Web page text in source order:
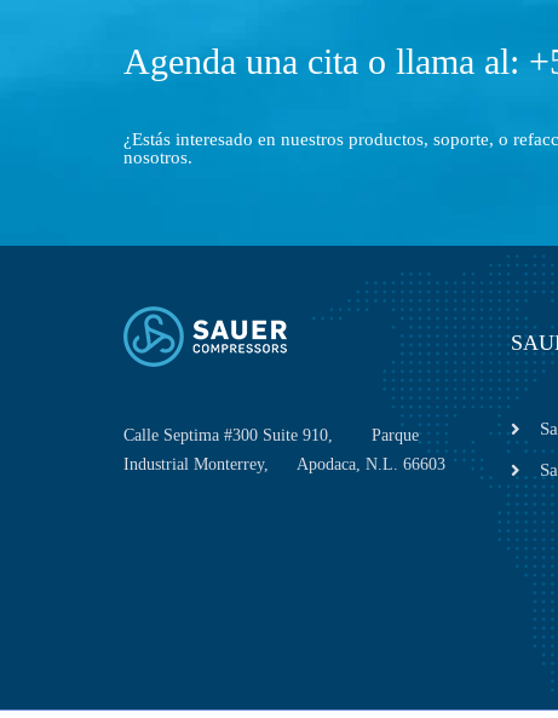
Agenda una cita o llama al:
¿Estás interesado en nuestros productos, soporte, o
nosotros.
Calle Septima #300 Suite 910, Parque
Industrial Monterrey, Apodaca, N.L. 66603